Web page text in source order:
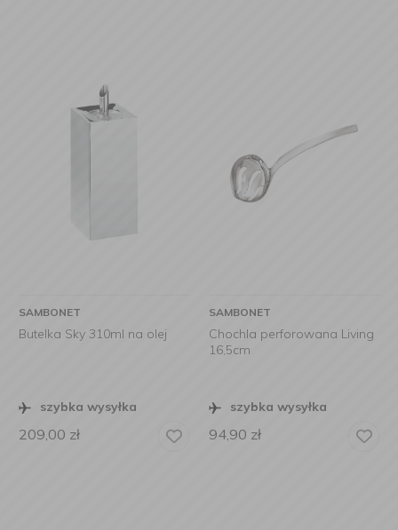
SAMBONET
Butelka Sky 310ml na olej
szybka wysyłka
209,00 zł
SAMBONET
Chochla perforowana Living
16,5cm
szybka wysyłka
94,90 zł